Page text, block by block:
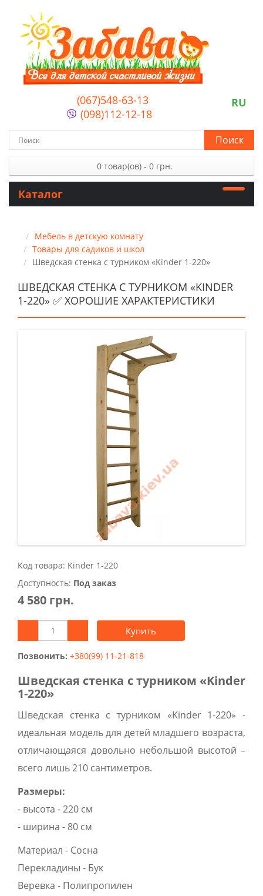
(067)548-63-13
(098)112-12-18
RU
Поиск
0 товар(ов) - 0 грн.
Каталог
Мебель в детскую комнату
Товары для садиков и школ
Шведская стенка с турником «Kinder 1-220»
ШВЕДСКАЯ СТЕНКА С ТУРНИКОМ «KINDER
1-220» ✅ ХОРОШИЕ ХАРАКТЕРИСТИКИ
Код товара: Kinder 1-220
Доступность: Под заказ
4 580 грн.
Купить
Позвонить: +380(99) 11-21-818
Шведская стенка с турником «Kinder
1-220»
Шведская стенка с турником «Kinder 1-220» -
идеальная модель для детей младшего возраста,
отличающаяся довольно небольшой высотой –
всего лишь 210 сантиметров.
Размеры:
- высота - 220 см
- ширина - 80 см
Материал - Сосна
Перекладины - Бук
Веревка - Полипропилен